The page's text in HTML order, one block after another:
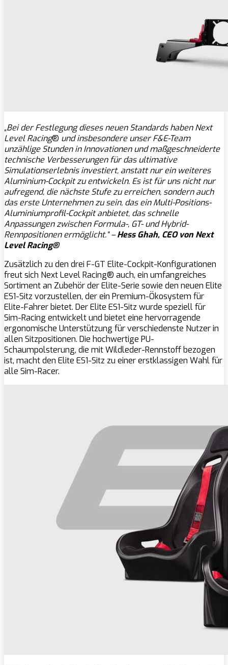
„Bei der Festlegung dieses neuen Standards haben Next
Level Racing® und insbesondere unser F&E-Team
unzählige Stunden in Innovationen und maßgeschneiderte
technische Verbesserungen für das ultimative
Simulationserlebnis investiert, anstatt nur ein weiteres
Aluminium-Cockpit zu entwickeln. Es ist für uns nicht nur
aufregend, die nächste Stufe zu erreichen, sondern auch
das erste Unternehmen zu sein, das ein Multi-Positions-
Aluminiumprofil-Cockpit anbietet, das schnelle
Anpassungen zwischen Formula-, GT- und Hybrid-
Rennpositionen ermöglicht.“ –Hess Ghah, CEO von Next
Level Racing®
Zusätzlich zu den drei F-GT Elite-Cockpit-Konfigurationen
freut sich Next Level Racing® auch, ein umfangreiches
Sortiment an Zubehör der Elite-Serie sowie den neuen Elite
ES1-Sitz vorzustellen, der ein Premium-Ökosystem für
Elite-Fahrer bietet. Der Elite ES1-Sitz wurde speziell für
Sim-Racing entwickelt und bietet eine hervorragende
ergonomische Unterstützung für verschiedenste Nutzer in
allen Sitzpositionen. Die hochwertige PU-
Schaumpolsterung, die mit Wildleder-Rennstoff bezogen
ist, macht den Elite ES1-Sitz zu einer erstklassigen Wahl für
alle Sim-Racer.